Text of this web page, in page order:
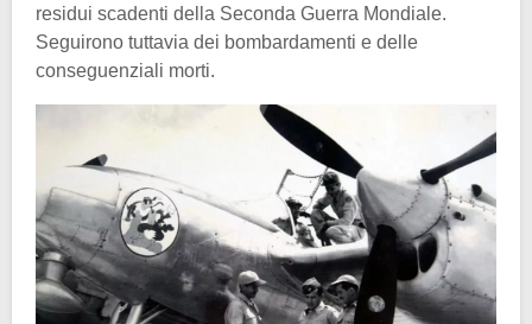
residui scadenti della Seconda Guerra Mondiale.
Seguirono tuttavia dei bombardamenti e delle
conseguenziali morti.